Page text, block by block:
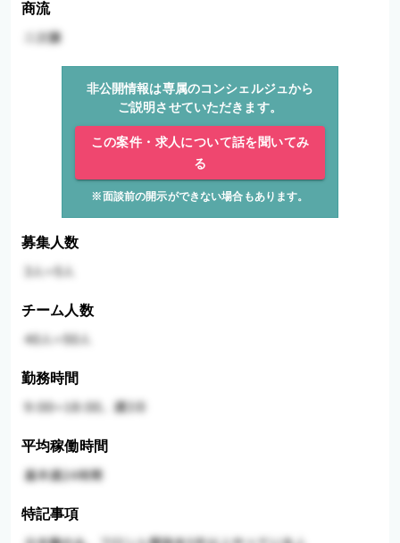
商流
非公開情報は専属のコンシェルジュから
ご説明させていただきます。
この案件・求人について話を聞いてみ
る
※面談前の開示ができない場合もあります。
募集人数
チーム人数
勤務時間
平均稼働時間
特記事項